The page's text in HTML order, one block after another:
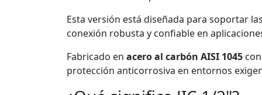
Esta versión está diseñada para soportar
conexión robusta y confiable en
Fabricado en acero al carbón AISI 1045
protección anticorrosiva en entornos